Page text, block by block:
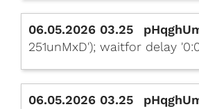
06.05.2026 03.25
251unMxD'); waitfor delay
06.05.2026 03.25